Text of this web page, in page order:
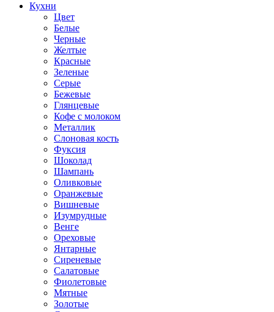
Кухни
Цвет
Белые
Черные
Желтые
Красные
Зеленые
Серые
Бежевые
Глянцевые
Кофе с молоком
Металлик
Слоновая кость
Фуксия
Шоколад
Шампань
Оливковые
Оранжевые
Вишневые
Изумрудные
Венге
Ореховые
Янтарные
Сиреневые
Салатовые
Фиолетовые
Мятные
Золотые